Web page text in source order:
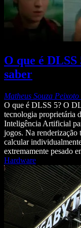
O que é
saber
Matheus Souza Peixoto
O que é DLSS 5? O
tecnologia proprietária
Inteligência Artificial
jogos. Na renderização
calcular
extremamente pesado
Hardware